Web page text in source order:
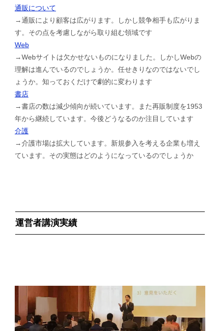
通販について
→通販により顧客は広がります。しかし競争相手も広がりま
す。その点を考慮しながら取り組む領域です
Web
→Webサイトは欠かせないものになりました。しかしWebの
理解は進んでいるのでしょうか。任せきりなのではないでし
ょうか。知っておくだけで劇的に変わります
書店
→書店の数は減少傾向が続いています。また再販制度を1953
年から継続しています。今後どうなるのか注目しています
介護
→介護市場は拡大しています。新規参入を考える企業も増え
ています。その実態はどのようになっているのでしょうか
運営者講演実績